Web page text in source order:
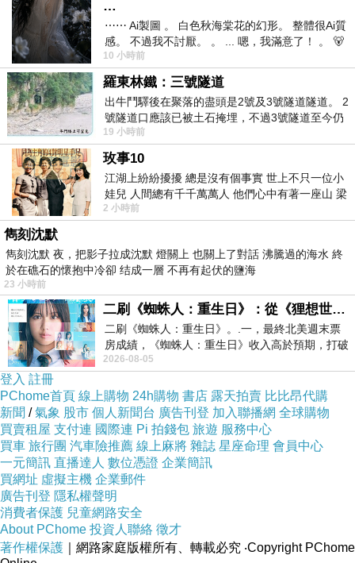
-->
▲ 收起內容▼ 展開特別推薦
…
⋯⋯ Ai製圖 。 白色秋海棠花的幻形。 整體很Ai質
感。 不過我不討厭。 。 ... 嗯，我滿意了！ 。 🐻
昨中
10 小時前
羅東林鐵：三號隧道
出牛鬥驛後在聚落的盡頭是2號及3號隧道隧道。 2
號隧道口應該已被土石掩埋，不過3號隧道至今仍
存在。從台7丙牛鬥橋上往左岸上游方
19 小時前
玫事10
江湖上紛紛擾擾 總是沒有個事實 世上不只一位小
娃兒 人間總有千千萬萬人 他們心中有著一座山 梁
山佛山泰華衡恆嵩 一山之高
2 小時前
雋刻沈默
雋刻沈默 夜，把影子拉成沈默 燈關上 也關上了對話 沸騰過的海水 終
於在礁石的懷抱中冷卻 结成一層 不再有起伏的鹽海
23 小時前
二刷《蜘蛛人：重生日》：從《狸想世界》到《怪奇物語》
二刷《蜘蛛人：重生日》。.一，最終北美週末票
房成績，《蜘蛛人：重生日》收入高於預期，打破
《復仇者聯盟：終局之戰》記錄，成為
2026-08-05
登入 註冊
PChome首頁 線上購物 24h購物 書店 露天拍賣 比比昂代購
新聞 /氣象 股市 個人新聞台 廣告刊登 加入聯播網 全球購物
買賣租屋 支付連 國際連 Pi 拍錢包 旅遊 服務中心
買車 旅行團 汽車險推薦 線上麻將 雜誌 星座命理 會員中心
一元簡訊 直播達人 數位憑證 企業簡訊
買網址 虛擬主機 企業郵件
廣告刊登 隱私權聲明
消費者保護 兒童網路安全
About PChome 投資人聯絡 徵才
著作權保護 ｜網路家庭版權所有、轉載必究 ‧Copyright PChome